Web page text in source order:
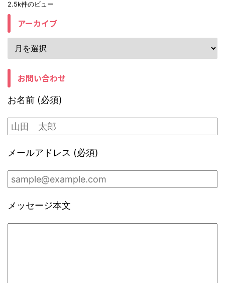
2.5k件のビュー
アーカイブ
お問い合わせ
お名前 (必須)
メールアドレス (必須)
メッセージ本文